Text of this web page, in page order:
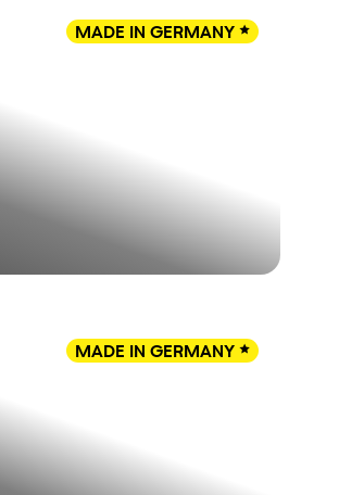
MADE IN GERMANY
MADE IN GERMANY